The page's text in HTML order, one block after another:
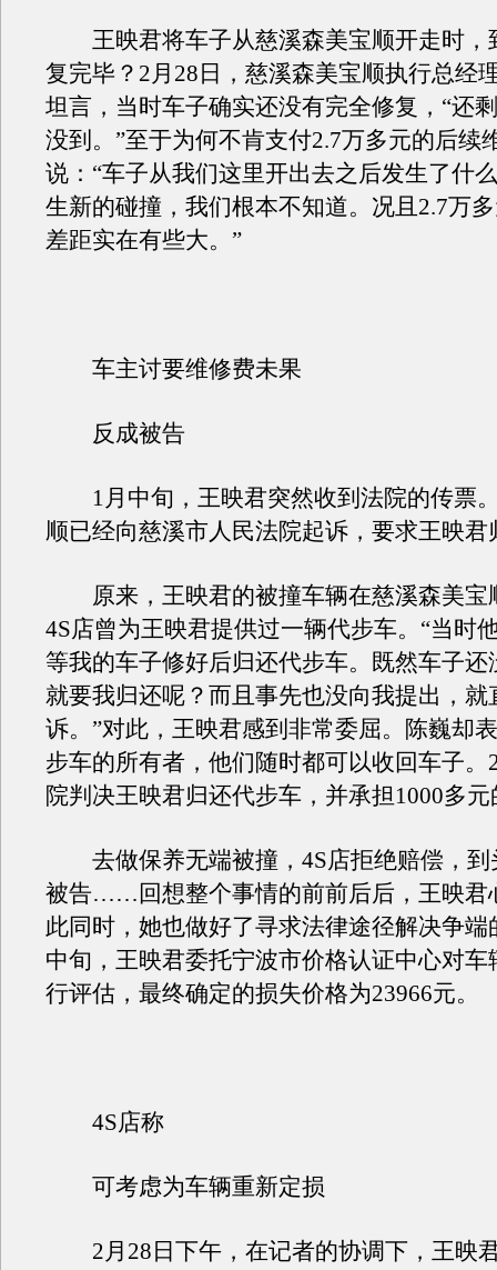
王映君将车子从慈溪森美宝顺开走时，
复完毕？2月28日，慈溪森美宝顺执行总经
坦言，当时车子确实还没有完全修复，“还
没到。”至于为何不肯支付2.7万多元的后续
说：“车子从我们这里开出去之后发生了什
生新的碰撞，我们根本不知道。况且2.7万
差距实在有些大。”
车主讨要维修费未果
反成被告
1月中旬，王映君突然收到法院的传票
顺已经向慈溪市人民法院起诉，要求王映君
原来，王映君的被撞车辆在慈溪森美宝
4S店曾为王映君提供过一辆代步车。“当时
等我的车子修好后归还代步车。既然车子还
就要我归还呢？而且事先也没向我提出，就
诉。”对此，王映君感到非常委屈。陈巍却
步车的所有者，他们随时都可以收回车子。
院判决王映君归还代步车，并承担1000多
去做保养无端被撞，4S店拒绝赔偿，到
被告……回想整个事情的前前后后，王映君
此同时，她也做好了寻求法律途径解决争端
中旬，王映君委托宁波市价格认证中心对车
行评估，最终确定的损失价格为23966元。
4S店称
可考虑为车辆重新定损
2月28日下午，在记者的协调下，王映